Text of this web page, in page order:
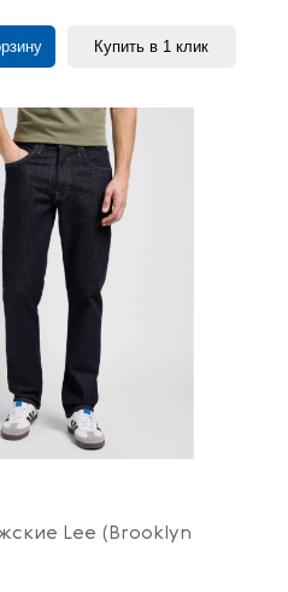
Купить в 1 клик
Lee (Brooklyn